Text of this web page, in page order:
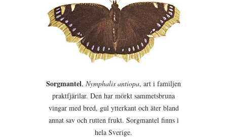
Sorgmantel, Nymphalis antiopa, art i familjen
praktfjärilar. Den har mörkt sammetsbruna
vingar med bred, gul ytterkant och äter bland
annat sav och rutten frukt. Sorgmantel finns i
hela Sverige.